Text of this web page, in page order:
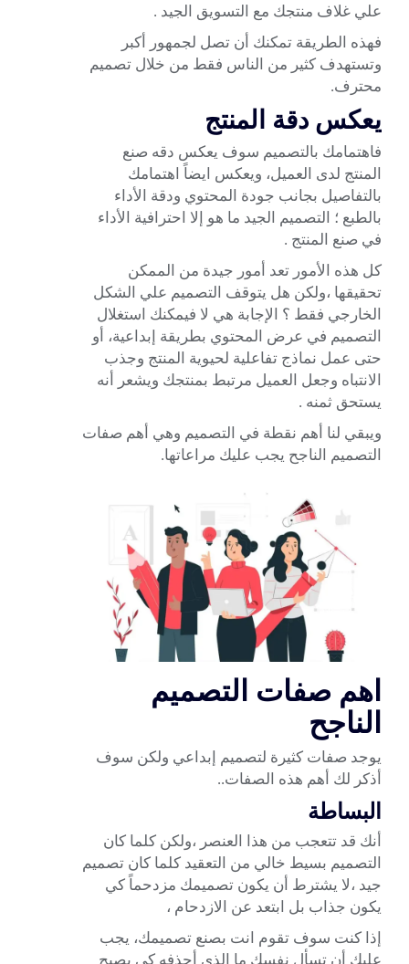
علي غلاف منتجك مع التسويق الجيد .
فهذه الطريقة تمكنك أن تصل لجمهور أكبر
وتستهدف كثير من الناس فقط من خلال تصميم
محترف.
يعكس دقة المنتج
فاهتمامك بالتصميم سوف يعكس دقه صنع
المنتج لدى العميل، ويعكس ايضاً اهتمامك
بالتفاصيل بجانب جودة المحتوي ودقة الأداء
بالطبع ؛ التصميم الجيد ما هو إلا احترافية الأداء
في صنع المنتج .
كل هذه الأمور تعد أمور جيدة من الممكن
تحقيقها ،ولكن هل يتوقف التصميم علي الشكل
الخارجي فقط ؟ الإجابة هي لا فيمكنك استغلال
التصميم في عرض المحتوي بطريقة إبداعية، أو
حتى عمل نماذج تفاعلية لحيوية المنتج وجذب
الانتباه وجعل العميل مرتبط بمنتجك ويشعر أنه
يستحق ثمنه .
ويبقي لنا أهم نقطة في التصميم وهي أهم صفات
التصميم الناجح يجب عليك مراعاتها.
اهم صفات التصميم
الناجح
يوجد صفات كثيرة لتصميم إبداعي ولكن سوف
أذكر لك أهم هذه الصفات..
البساطة
أنك قد تتعجب من هذا العنصر ،ولكن كلما كان
التصميم بسيط خالي من التعقيد كلما كان تصميم
جيد ،لا يشترط أن يكون تصميمك مزدحماً كي
يكون جذاب بل ابتعد عن الازدحام ،
إذا كنت سوف تقوم انت بصنع تصميمك، يجب
عليك أن تسأل نفسك ما الذي أحذفه كي يصبح